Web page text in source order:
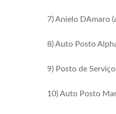
7) Anielo DAmaro
8) Auto Posto
9) Posto de
10) Auto Posto